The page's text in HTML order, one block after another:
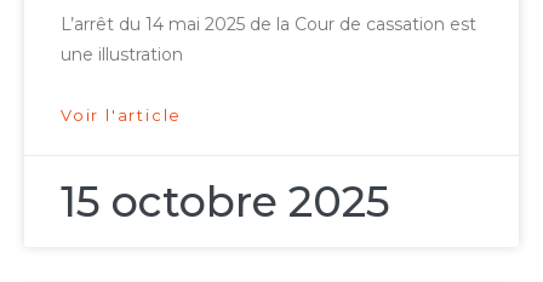
L’arrêt du 14 mai 2025 de la Cour de cassation est
une illustration
Voir l'article
15 octobre 2025